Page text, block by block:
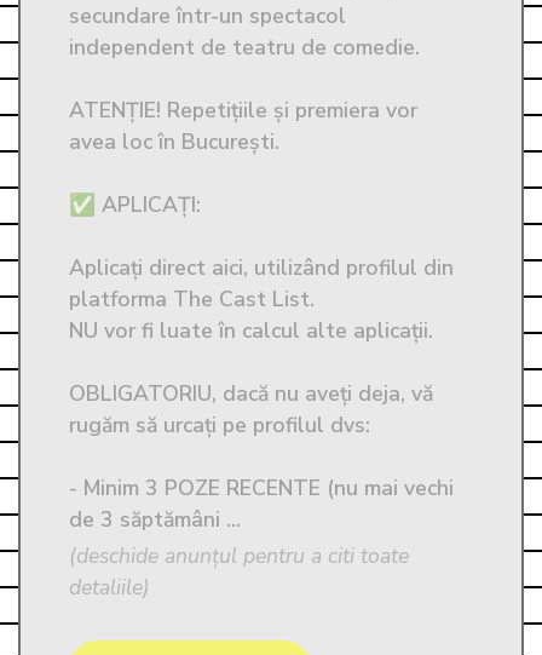
secundare într-un spectacol
independent de teatru de comedie.
ATENȚIE! Repetițiile și premiera vor
avea loc în București.
✅ APLICAȚI:
Aplicați direct aici, utilizând profilul din
platforma The Cast List.
NU vor fi luate în calcul alte aplicații.
OBLIGATORIU, dacă nu aveți deja, vă
rugăm să urcați pe profilul dvs:
- Minim 3 POZE RECENTE (nu mai vechi
de 3 săptămâni ...
(deschide anunțul pentru a citi toate
detaliile)